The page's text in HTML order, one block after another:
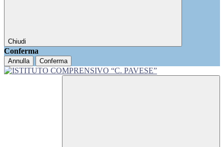
Chiudi
Conferma
Annulla Conferma